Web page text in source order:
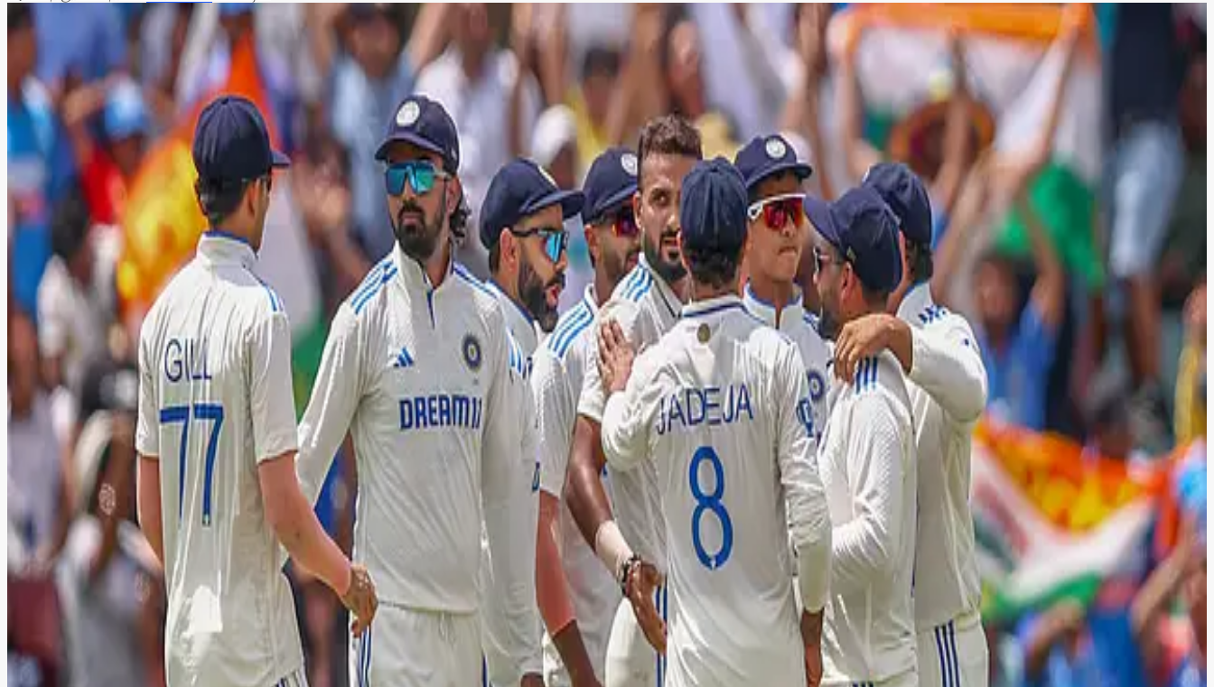
இலங்கை அணிக்கு எதிராக கவனமாக விளையாடுங்கள்; பேட்டர்களுக்கு ரஹானே அறிவுரை!
இலங்கைக்கு எதிரான டெஸ்ட் தொடரில் இந்திய அணியின் பேட்டர்கள் கவனமாக விளையாட வேண்டும் என அஜிங்க்யா ரஹானே அறிவுரை வழங்கியுள்ளார்.
இந்தியா - இலங்கை டெஸ்ட் தொடர்: ரசிகர்கள் இலவசமாக கண்டு ரசிக்கலாம்!
இந்தியா - இலங்கை டெஸ்ட் தொடரை இலவசமாக கண்டு ரசிக்கலாம்....
துஷார் ரஹேஜா சதம் விளாசல்; திருப்பூர் தமிழன்ஸ் அபார வெற்றி!
தமிழ்நாடு பிரீமியர் லீக் கிரிக்கெட் தொடரில் சேப்பாக் சூப்பர் கில்லிஸுக்கு எதிரான ஆட்டத்தில் ஐ ட்ரீம் திருப்பூர் தமிழன்ஸ் அணி 7 விக்கெட்டுகள் வித்தியாசத்தில் அபார வெற்றி பெற்றது.
ஓய்வை அறிவித்ததில் வருத்தம் இல்லை; பயிற்சியாளராக விரும்பும் அஜிங்க்யா ரஹானே!
சர்வதேச கிரிக்கெட்டிலிருந்து ஓய்வை அறிவித்ததை நினைத்து தனக்கு வருத்தமில்லை என அஜிங்க்யா ரஹானே தெரிவித்துள்ளார்.
அதிரடியில் மிரட்டிய ஆஷிக்; திருப்பூர் தமிழன்ஸுக்கு 206 ரன்கள் இலக்கு!